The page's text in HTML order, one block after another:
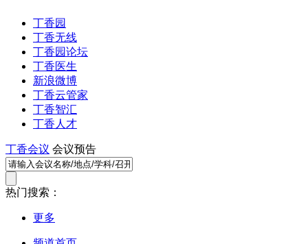
丁香园
丁香无线
丁香园论坛
丁香医生
新浪微博
丁香云管家
丁香智汇
丁香人才
丁香会议 会议预告
热门搜索：
更多